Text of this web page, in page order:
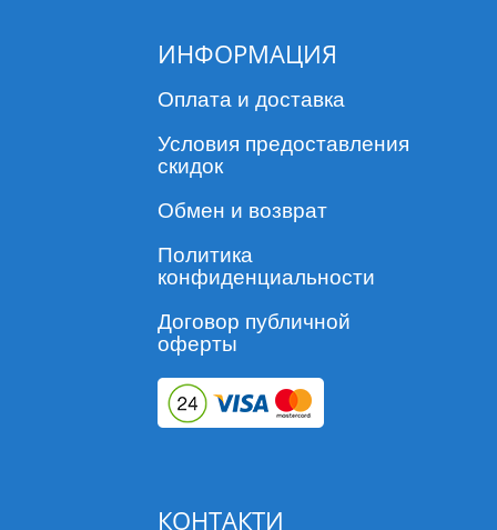
ИНФОРМАЦИЯ
Оплата и доставка
Условия предоставления
скидок
Обмен и возврат
Политика
конфиденциальности
Договор публичной
оферты
КОНТАКТИ